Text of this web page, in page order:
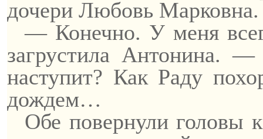
дочери Любовь Марковна.
— Конечно. У меня
загрустила Антонина.
наступит? Как Раду
дождем…
Обе повернули головы